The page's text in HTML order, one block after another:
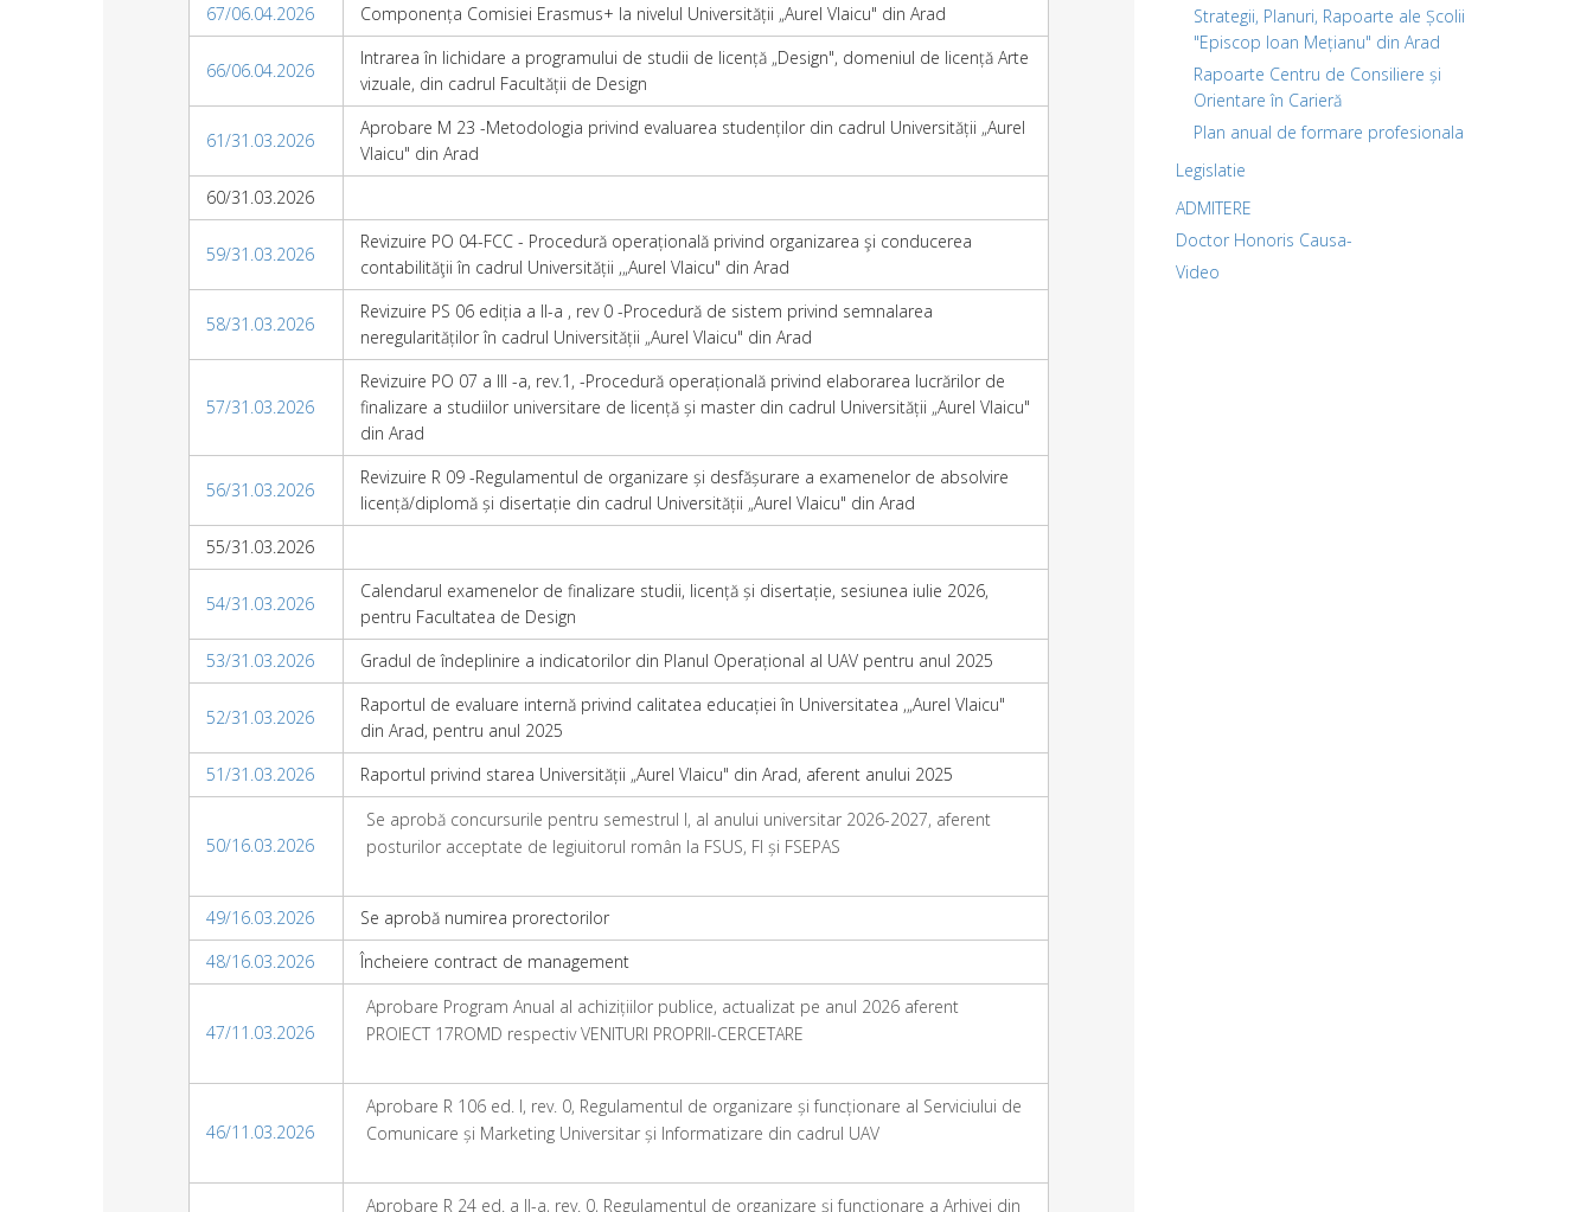
67/06.04.2026
Componența Comisiei Erasmus+ la nivelul Universității „Aurel Vlaicu" din Arad
66/06.04.2026
Intrarea în lichidare a programului de studii de licență „Design", domeniul de licență Arte
vizuale, din cadrul Facultății de Design
61/31.03.2026
Aprobare M 23 -Metodologia privind evaluarea studenților din cadrul Universității „Aurel
Vlaicu" din Arad
60/31.03.2026
59/31.03.2026
Revizuire PO 04-FCC - Procedură operațională privind organizarea şi conducerea
contabilităţii în cadrul Universității ,„Aurel Vlaicu" din Arad
58/31.03.2026
Revizuire PS 06 ediția a II-a , rev 0 -Procedură de sistem privind semnalarea
neregularităților în cadrul Universității „Aurel Vlaicu" din Arad
57/31.03.2026
Revizuire PO 07 a III -a, rev.1, -Procedură operațională privind elaborarea lucrărilor de
finalizare a studiilor universitare de licență și master din cadrul Universității „Aurel Vlaicu"
din Arad
56/31.03.2026
Revizuire R 09 -Regulamentul de organizare și desfășurare a examenelor de absolvire
licență/diplomă și disertație din cadrul Universității „Aurel Vlaicu" din Arad
55/31.03.2026
54/31.03.2026
Calendarul examenelor de finalizare studii, licență și disertație, sesiunea iulie 2026,
pentru Facultatea de Design
53/31.03.2026
Gradul de îndeplinire a indicatorilor din Planul Operațional al UAV pentru anul 2025
52/31.03.2026
Raportul de evaluare internă privind calitatea educației în Universitatea ,„Aurel Vlaicu"
din Arad, pentru anul 2025
51/31.03.2026
Raportul privind starea Universității „Aurel Vlaicu" din Arad, aferent anului 2025
50/16.03.2026
Se aprobă concursurile pentru semestrul I, al anului universitar 2026-2027, aferent
posturilor acceptate de legiuitorul român la FSUS, FI și FSEPAS
49/16.03.2026
Se aprobă numirea prorectorilor
48/16.03.2026
Încheiere contract de management
47/11.03.2026
Aprobare Program Anual al achizițiilor publice, actualizat pe anul 2026 aferent
PROIECT 17ROMD respectiv VENITURI PROPRII-CERCETARE
46/11.03.2026
Aprobare R 106 ed. I, rev. 0, Regulamentul de organizare și funcționare al Serviciului de
Comunicare și Marketing Universitar și Informatizare din cadrul UAV
Aprobare R 24 ed. a II-a, rev. 0, Regulamentul de organizare și funcționare a Arhivei din
Strategii, Planuri, Rapoarte ale Școlii
"Episcop Ioan Mețianu" din Arad
Rapoarte Centru de Consiliere și
Orientare în Carieră
Plan anual de formare profesionala
Legislatie
ADMITERE
Doctor Honoris Causa-
Video